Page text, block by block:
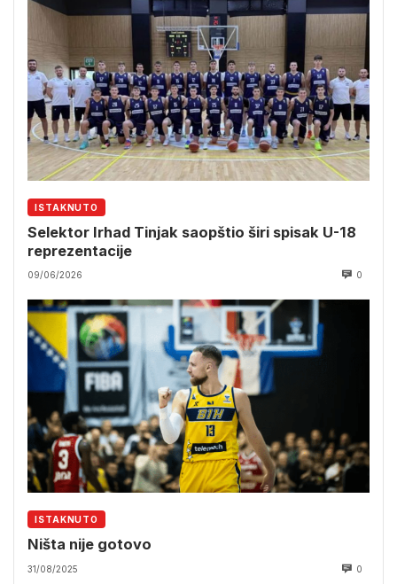
ISTAKNUTO
Selektor Irhad Tinjak saopštio širi spisak U-18
reprezentacije
09/06/2026 0
ISTAKNUTO
Ništa nije gotovo
31/08/2025 0